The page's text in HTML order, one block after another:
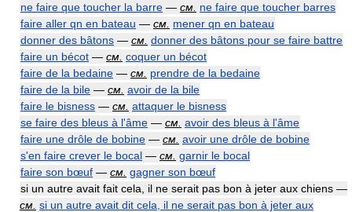
ne faire que toucher la barre — см. ne faire que toucher barres
faire aller qn en bateau — см. mener qn en bateau
donner des bâtons — см. donner des bâtons pour se faire battre
faire un bécot — см. coquer un bécot
faire de la bedaine — см. prendre de la bedaine
faire de la bile — см. avoir de la bile
faire le bisness — см. attaquer le bisness
se faire des bleus à l'âme — см. avoir des bleus à l'âme
faire une drôle de bobine — см. avoir une drôle de bobine
s'en faire crever le bocal — см. garnir le bocal
faire son bœuf — см. gagner son bœuf
si un autre avait fait cela, il ne serait pas bon à jeter aux chiens —
см. si un autre avait dit cela, il ne serait pas bon à jeter aux